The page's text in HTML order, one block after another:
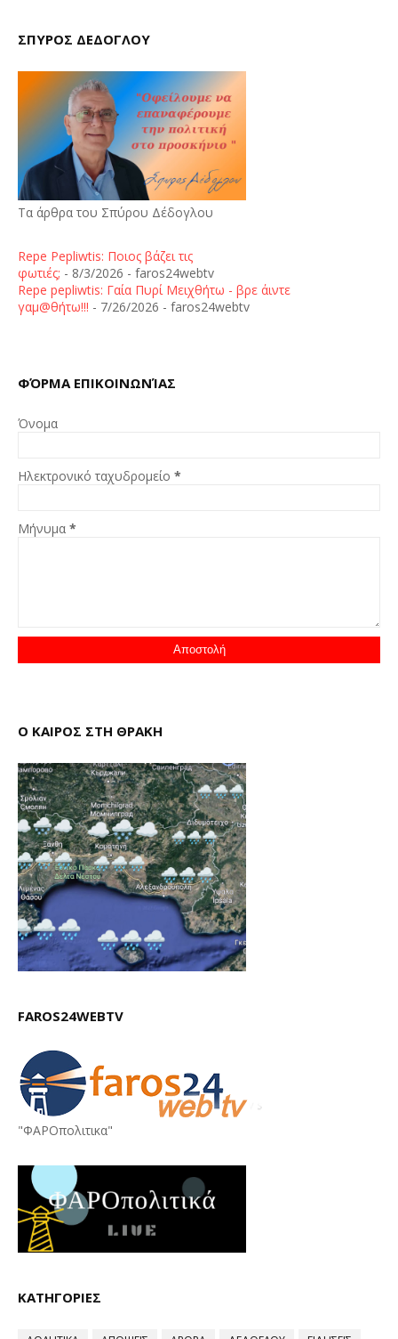
ΣΠΥΡΟΣ ΔΕΔΟΓΛΟΥ
Τα άρθρα του Σπύρου Δέδογλου
Repe Pepliwtis: Ποιος βάζει τις
φωτιές; - 8/3/2026 - faros24webtv
Repe pepliwtis: Γαία Πυρί Μειχθήτω - βρε άιντε
γαμ@θήτω!!! - 7/26/2026 - faros24webtv
ΦΌΡΜΑ ΕΠΙΚΟΙΝΩΝΊΑΣ
Όνομα
Ηλεκτρονικό ταχυδρομείο *
Μήνυμα *
Ο ΚΑΙΡΟΣ ΣΤΗ ΘΡΑΚΗ
FAROS24WEBTV
"ΦΑΡΟπολιτικα"
ΚΑΤΗΓΟΡΙΕΣ